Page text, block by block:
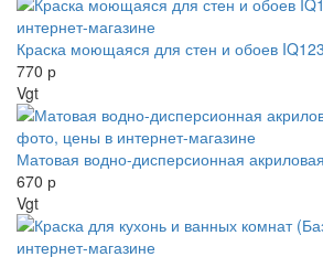
Краска моющаяся для стен и обоев IQ123
770 р
Vgt
Матовая водно-дисперсионная
670 р
Vgt